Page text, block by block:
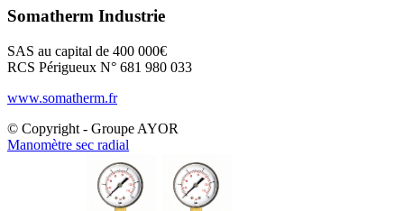
Somatherm Industrie
SAS au capital de 400 000€
RCS Périgueux N° 681 980 033
www.somatherm.fr
© Copyright - Groupe AYOR
Manomètre sec radial